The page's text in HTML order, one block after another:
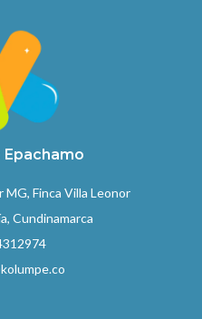
Epachamo
MG, Finca Villa Leonor
Cundinamarca